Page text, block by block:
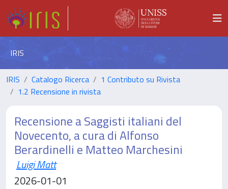
IRIS
IRIS Catalogo Ricerca
1 Contributo su Rivista
1.2 Recensione in rivista
Recensione a Saggisti italiani del
Novecento, a cura di Alfonso
Berardinelli e Matteo Marchesini
Luigi Matt
2026-01-01